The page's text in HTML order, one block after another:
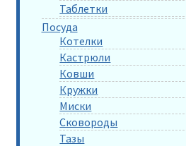
Таблетки
Посуда
Котелки
Кастрюли
Ковши
Кружки
Миски
Сковороды
Тазы